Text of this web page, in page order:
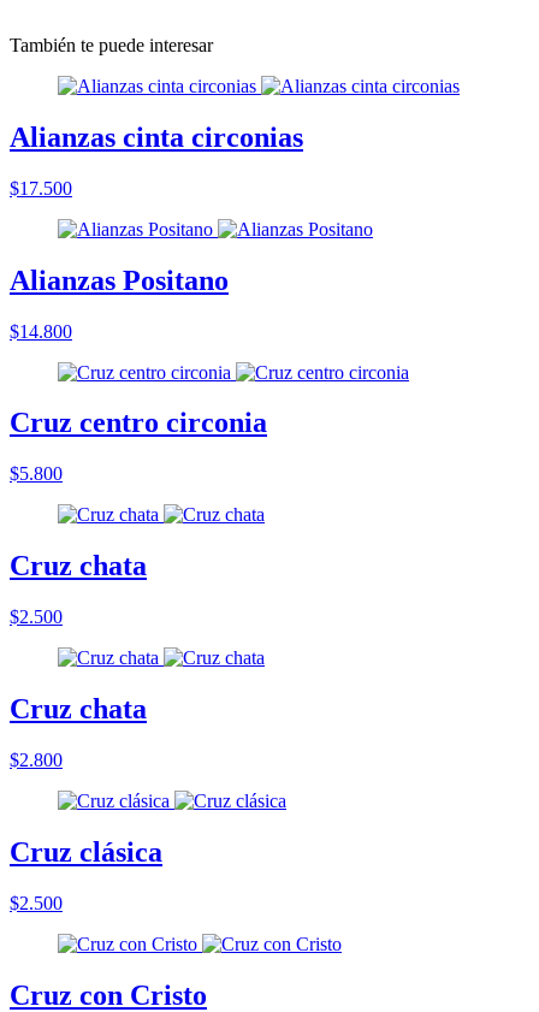
También te puede interesar
Alianzas cinta circonias
$17.500
Alianzas Positano
$14.800
Cruz centro circonia
$5.800
Cruz chata
$2.500
Cruz chata
$2.800
Cruz clásica
$2.500
Cruz con Cristo